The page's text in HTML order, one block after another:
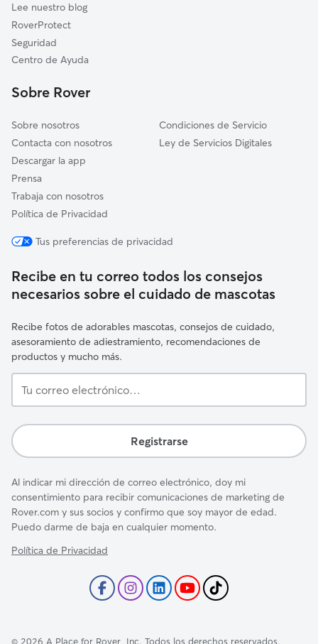
Algimia de Alfara
Alfara de la Baronia
Puçol
Faura
Lee nuestro blog
RoverProtect
Seguridad
Centro de Ayuda
Sobre Rover
Sobre nosotros
Contacta con nosotros
Descargar la app
Prensa
Trabaja con nosotros
Política de Privacidad
Condiciones de Servicio
Ley de Servicios Digitales
Tus preferencias de privacidad
Recibe en tu correo todos los consejos
necesarios sobre el cuidado de mascotas
Recibe fotos de adorables mascotas, consejos de cuidado,
asesoramiento de adiestramiento, recomendaciones de
productos y mucho más.
correo
Registrarse
Al indicar mi dirección de correo electrónico, doy mi
consentimiento para recibir comunicaciones de marketing de
Rover.com y sus socios y confirmo que soy mayor de edad.
Puedo darme de baja en cualquier momento.
Política de Privacidad
© 2026 A Place for Rover, Inc. Todos los derechos reservados.